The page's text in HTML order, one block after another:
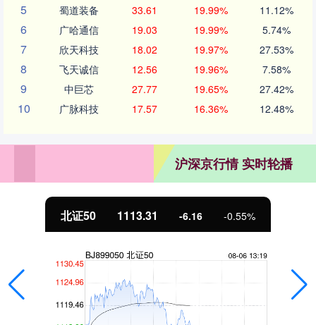
5 蜀道装备 33.61 19.99% 11.12%
6 广哈通信 19.03 19.99% 5.74%
7 欣天科技 18.02 19.97% 27.53%
8 飞天诚信 12.56 19.96% 7.58%
9 中巨芯 27.77 19.65% 27.42%
10 广脉科技 17.57 16.36% 12.48%
沪深京行情 实时轮播
北证50 1113.31 -6.16 -0.55%